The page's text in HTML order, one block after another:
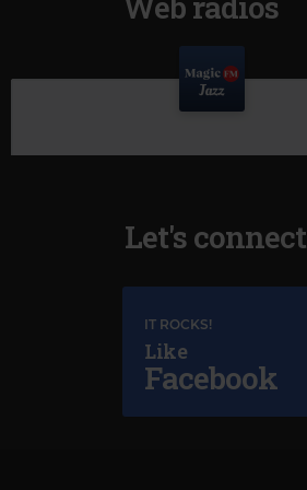
Let's connect
IT ROCKS!
Like
Facebook